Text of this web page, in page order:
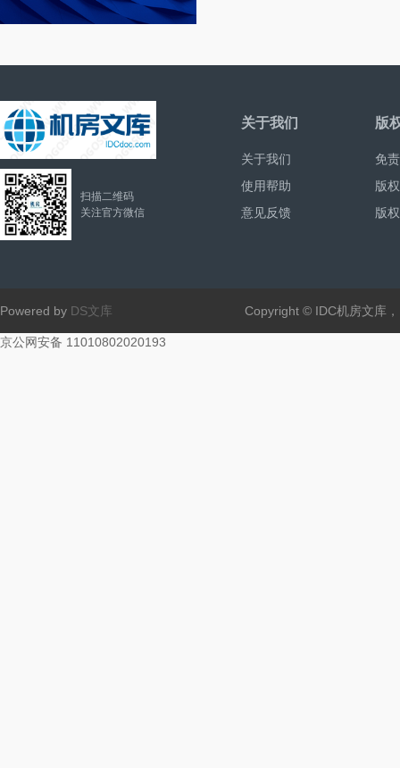
扫描二维码
关注官方微信
关于我们
关于我们
使用帮助
意见反馈
版
免
版
版
Powered by DS文库 Copyright © IDC机房文库
京公网安备 11010802020193